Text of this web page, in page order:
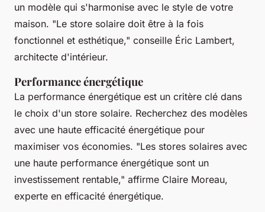
un modèle qui s'harmonise avec le style de votre
maison. "Le store solaire doit être à la fois
fonctionnel et esthétique," conseille Éric Lambert,
architecte d'intérieur.
Performance énergétique
La performance énergétique est un critère clé dans
le choix d'un store solaire. Recherchez des modèles
avec une haute efficacité énergétique pour
maximiser vos économies. "Les stores solaires avec
une haute performance énergétique sont un
investissement rentable," affirme Claire Moreau,
experte en efficacité énergétique.